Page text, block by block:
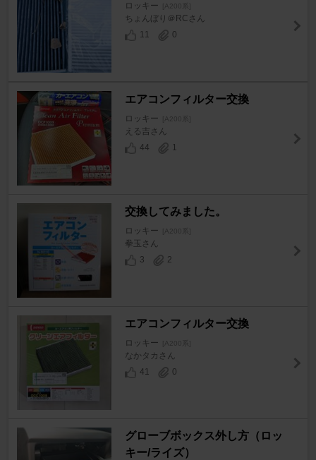
ロッキー [A200系]
ちょんぼり＠RCさん
11
0
エアコンフィルター交換
ロッキー [A200系]
える吉さん
44
1
交換してみました。
ロッキー [A200系]
拳玉さん
3
2
エアコンフィルター交換
ロッキー [A200系]
なかタカさん
41
0
グローブボックス外し方（ロッ
キー/ライズ）